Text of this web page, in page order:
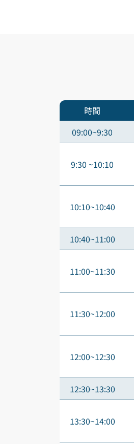
時間
09:00~9:30
9:30 ~10:10
10:10~10:40
10:40~11:00
11:00~11:30
11:30~12:00
12:00~12:30
12:30~13:30
13:30~14:00